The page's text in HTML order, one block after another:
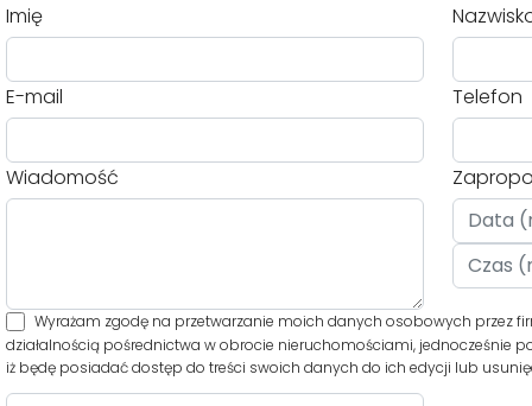
Imię
E-mail Telefon
Wiadomość
Wyrażam zgodę na przetwarzanie moich danych osobowych przez
działalnością pośrednictwa w obrocie nieruchomościami, jednocześnie
iż będę posiadać dostęp do treści swoich danych do ich edycji lub